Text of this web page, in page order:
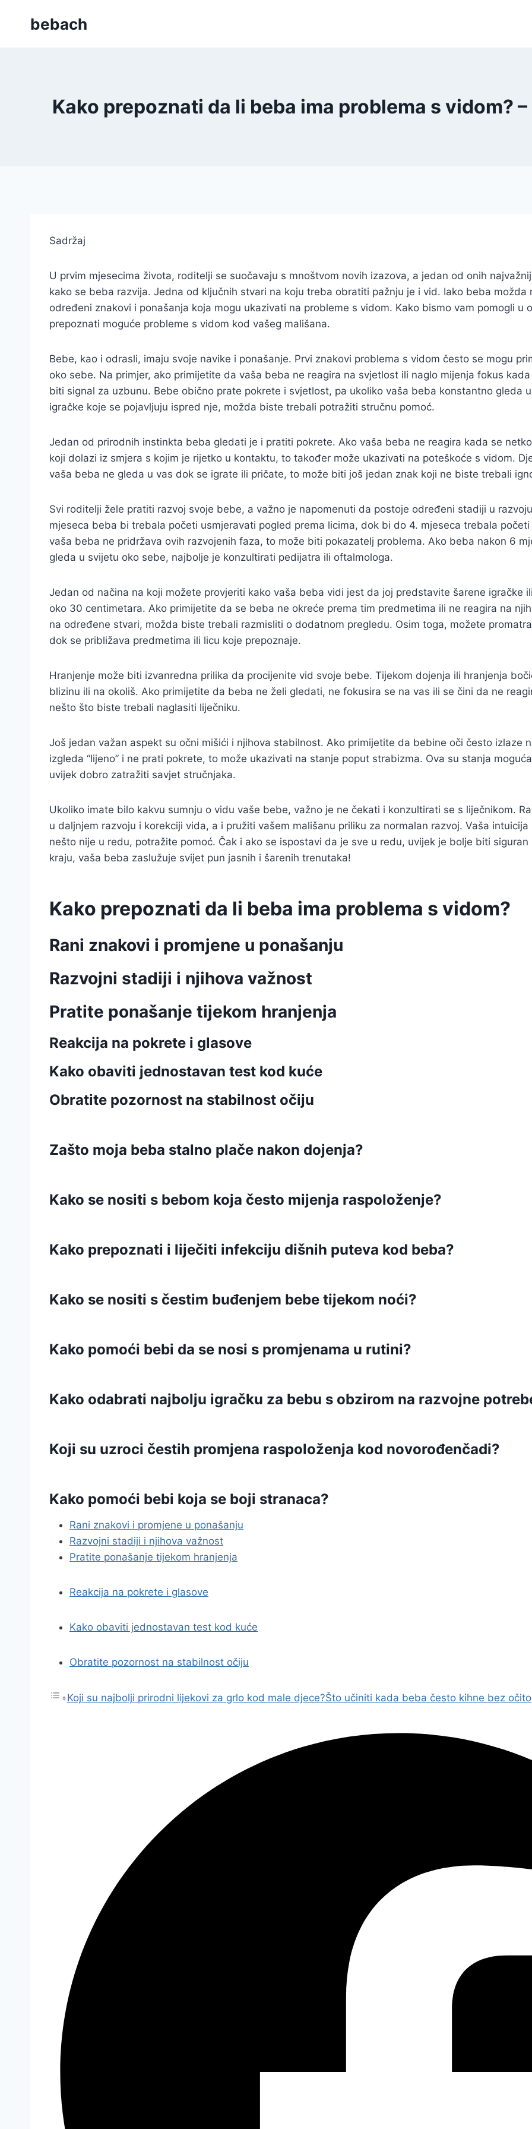
bebach
Kako prepoznati da li beba ima problema s vidom?
Sadržaj
U prvim mjesecima života, roditelji se suočavaju s mnoštvom novih izazova, a jedan od onih
kako se beba razvija. Jedna od ključnih stvari na koju treba obratiti pažnju je i vid. Iako beba
određeni znakovi i ponašanja koja mogu ukazivati na probleme s vidom. Kako bismo vam pomogli u
prepoznati moguće probleme s vidom kod vašeg mališana.
Bebe, kao i odrasli, imaju svoje navike i ponašanje. Prvi znakovi problema s vidom često se mogu
oko sebe. Na primjer, ako primijetite da vaša beba ne reagira na svjetlost ili naglo mijenja fokus
biti signal za uzbunu. Bebe obično prate pokrete i svjetlost, pa ukoliko vaša beba konstantno gleda
igračke koje se pojavljuju ispred nje, možda biste trebali potražiti stručnu pomoć.
Jedan od prirodnih instinkta beba gledati je i pratiti pokrete. Ako vaša beba ne reagira kada se
koji dolazi iz smjera s kojim je rijetko u kontaktu, to također može ukazivati na poteškoće s vidom.
vaša beba ne gleda u vas dok se igrate ili pričate, to može biti još jedan znak koji ne biste trebali
Svi roditelji žele pratiti razvoj svoje bebe, a važno je napomenuti da postoje određeni stadiji u
mjeseca beba bi trebala početi usmjeravati pogled prema licima, dok bi do 4. mjeseca trebala
vaša beba ne pridržava ovih razvojenih faza, to može biti pokazatelj problema. Ako beba nakon 6
gleda u svijetu oko sebe, najbolje je konzultirati pedijatra ili oftalmologa.
Jedan od načina na koji možete provjeriti kako vaša beba vidi jest da joj predstavite šarene igračke
oko 30 centimetara. Ako primijetite da se beba ne okreće prema tim predmetima ili ne reagira na
na određene stvari, možda biste trebali razmisliti o dodatnom pregledu. Osim toga, možete
dok se približava predmetima ili licu koje prepoznaje.
Hranjenje može biti izvanredna prilika da procijenite vid svoje bebe. Tijekom dojenja ili hranjenja
blizinu ili na okoliš. Ako primijetite da beba ne želi gledati, ne fokusira se na vas ili se čini da ne
nešto što biste trebali naglasiti liječniku.
Još jedan važan aspekt su očni mišići i njihova stabilnost. Ako primijetite da bebine oči često izlaze
izgleda “lijeno” i ne prati pokrete, to može ukazivati na stanje poput strabizma. Ova su stanja
uvijek dobro zatražiti savjet stručnjaka.
Ukoliko imate bilo kakvu sumnju o vidu vaše bebe, važno je ne čekati i konzultirati se s liječnikom.
u daljnjem razvoju i korekciji vida, a i pružiti vašem mališanu priliku za normalan razvoj. Vaša
nešto nije u redu, potražite pomoć. Čak i ako se ispostavi da je sve u redu, uvijek je bolje biti
kraju, vaša beba zaslužuje svijet pun jasnih i šarenih trenutaka!
Kako prepoznati da li beba ima problema s vidom?
Rani znakovi i promjene u ponašanju
Razvojni stadiji i njihova važnost
Pratite ponašanje tijekom hranjenja
Reakcija na pokrete i glasove
Kako obaviti jednostavan test kod kuće
Obratite pozornost na stabilnost očiju
Zašto moja beba stalno plače nakon dojenja?
Kako se nositi s bebom koja često mijenja raspoloženje?
Kako prepoznati i liječiti infekciju dišnih puteva kod beba?
Kako se nositi s čestim buđenjem bebe tijekom noći?
Kako pomoći bebi da se nosi s promjenama u rutini?
Kako odabrati najbolju igračku za bebu s obzirom na razvojne
Koji su uzroci čestih promjena raspoloženja kod novorođenčadi?
Kako pomoći bebi koja se boji stranaca?
Rani znakovi i promjene u ponašanju
Razvojni stadiji i njihova važnost
Pratite ponašanje tijekom hranjenja
Reakcija na pokrete i glasove
Kako obaviti jednostavan test kod kuće
Obratite pozornost na stabilnost očiju
Koji su najbolji prirodni lijekovi za grlo kod male djece?Što učiniti kada beba često kihne bez